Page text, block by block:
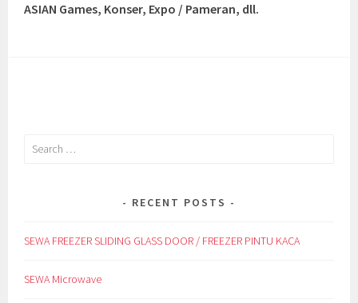
ASIAN Games, Konser, Expo / Pameran, dll.
Search
RECENT POSTS
SEWA FREEZER SLIDING GLASS DOOR / FREEZER PINTU KACA
SEWA Microwave